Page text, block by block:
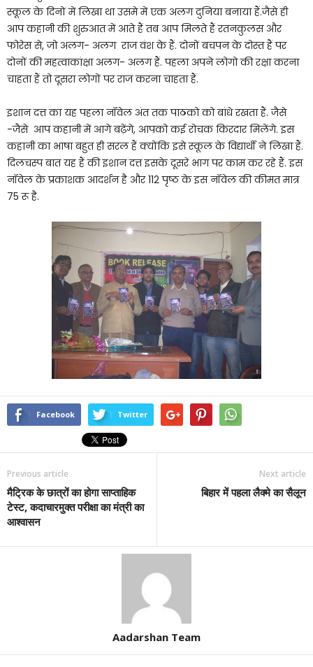
स्कूल के दिनों में लिखा था उसमे में एक अलग दुनिया बनाया हैं.जैसे ही
आप कहानी की शुरुआत में आते हैं तब आप मिलते हैं रतनकुलस और
फोरेस से, जो अलग- अलग राज वंश के हैं. दोनों बचपन के दोस्त हैं पर
दोनों की महत्वाकांक्षा अलग- अलग हैं. पहला अपने लोगो की रक्षा करना
चाहता हैं तो दूसरा लोगों पर राज करना चाहता हैं.
इशान दत्त का यह पहला नॉवेल अंत तक पाठको को बांधे रखता हैं. जैसे
-जैसे आप कहानी में आगे बढ़ेंगे, आपको कई रोचक किरदार मिलेंगे. इस
कहानी का भाषा बहुत ही सरल हैं क्योंकि इसे स्कूल के विद्यार्थी ने लिखा हैं.
दिलचस्प बात यह हैं की इशान दत्त इसके दूसरे भाग पर काम कर रहे हैं. इस
नॉवेल के प्रकाशक आदर्शन है और 112 पृष्ठ के इस नॉवेल की कीमत मात्र
75 रू है.
Facebook Twitter
Previous article
मैट्रिक के छात्रों का होगा साप्ताहिक
टेस्ट, कदाचारमुक्त परीक्षा का मंत्री का
आश्वासन
Next article
बिहार में पहला लैक्मे का सैलून
Aadarshan Team